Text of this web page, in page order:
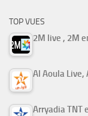
TOP VUES
2M live , 2M
Al Aoula Live,
Arryadia TNT